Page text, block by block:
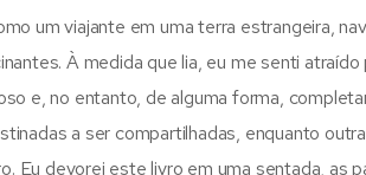
um viajante em uma terra estrangeira,
À medida que lia, eu me senti
e, no entanto, de alguma forma,
a ser compartilhadas, enquanto
Eu devorei este livro em uma sentada, as